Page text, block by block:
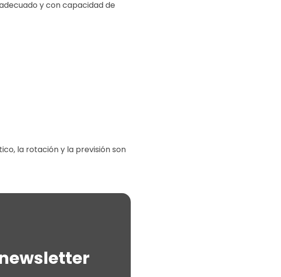
y con capacidad de
la rotación y la previsión son